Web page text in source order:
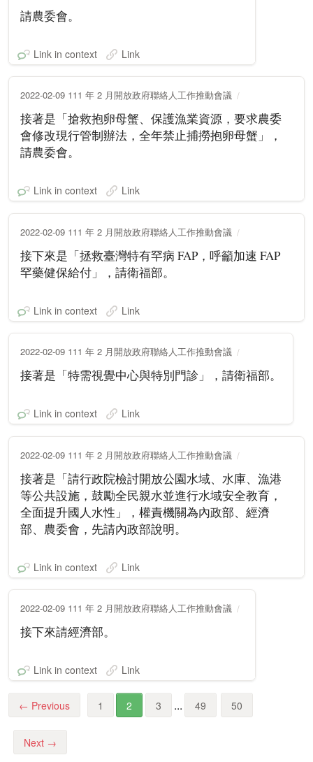
請農委會。
Link in context Link
2022-02-09 111 年 2 月開放政府聯絡人工作推動會議
接著是「搶救抱卵母蟹、保護漁業資源，要求農委
會修改現行管制辦法，全年禁止捕撈抱卵母蟹」，
請農委會。
Link in context Link
2022-02-09 111 年 2 月開放政府聯絡人工作推動會議
接下來是「拯救臺灣特有罕病 FAP，呼籲加速 FAP
罕藥健保給付」，請衛福部。
Link in context Link
2022-02-09 111 年 2 月開放政府聯絡人工作推動會議
接著是「特需視覺中心與特別門診」，請衛福部。
Link in context Link
2022-02-09 111 年 2 月開放政府聯絡人工作推動會議
接著是「請行政院檢討開放公園水域、水庫、漁港
等公共設施，鼓勵全民親水並進行水域安全教育，
全面提升國人水性」，權責機關為內政部、經濟
部、農委會，先請內政部說明。
Link in context Link
2022-02-09 111 年 2 月開放政府聯絡人工作推動會議
接下來請經濟部。
Link in context Link
← Previous 1 2 3 ... 49 50
Next →